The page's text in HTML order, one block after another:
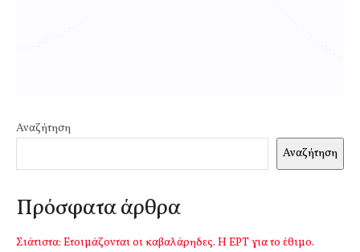
Αναζήτηση
Αναζήτηση
Πρόσφατα άρθρα
Σιάτιστα: Ετοιμάζονται οι καβαλάρηδες. Η ΕΡΤ για το έθιμο.